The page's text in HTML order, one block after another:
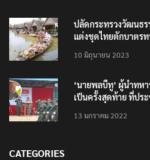
ปลัดกระทรวงวัฒนธร
แต่งชุดไทยตักบาตรท
10 มิถุนายน 2023
‘นายพลบีทู’ ผู้นำทห
เป็นครั้งสุดท้าย ที่ปร
13 มกราคม 2022
CATEGORIES